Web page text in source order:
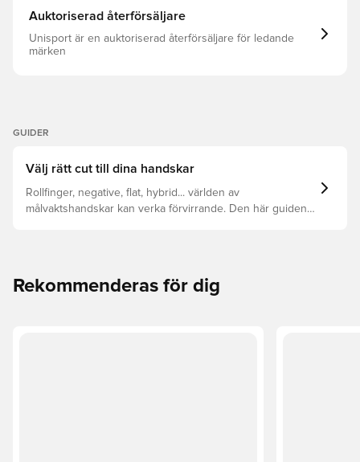
Auktoriserad återförsäljare
Unisport är en auktoriserad återförsäljare för ledande
märken
GUIDER
Välj rätt cut till dina handskar
Rollfinger, negative, flat, hybrid... världen av
målvaktshandskar kan verka förvirrande. Den här guiden
Rekommenderas för dig